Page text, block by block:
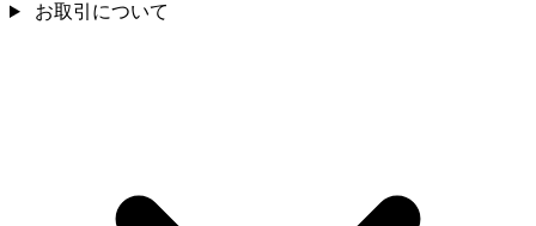
お取引について